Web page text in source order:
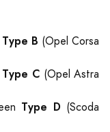
Type B (Opel Corsa
Type C (Opel Astra
Type D (Scoda